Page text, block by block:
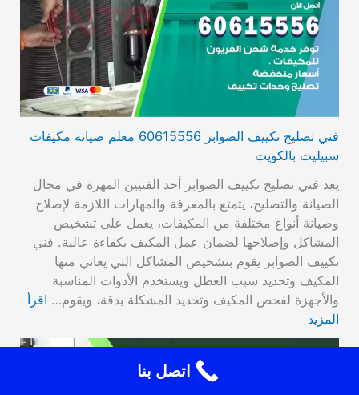
فني تصليح تكييف الصوابر 60615556 معلم صيانة مكيفات
سبيليت بالكويت
يعد فني تصليح تكييف الصوابر أحد الفنيين المهرة في مجال
الصيانة والتصليح، يتمتع بالمعرفة والمهارات اللازمة لإصلاح
وصيانة أنواع مختلفة من المكيفات، يعمل على تشخيص
المشاكل وإصلاحها لضمان عمل المكيف بكفاءة عالية. فني
تكييف الصوابر يقوم بتشخيص المشاكل التي يعاني منها
المكيف وتحديد سبب العطل ويستخدم الأدوات المناسبة
والأجهزة لفحص المكيف وتحديد المشكلة بدقة، ويقوم… اقرأ
المزيد
اتصل بنا